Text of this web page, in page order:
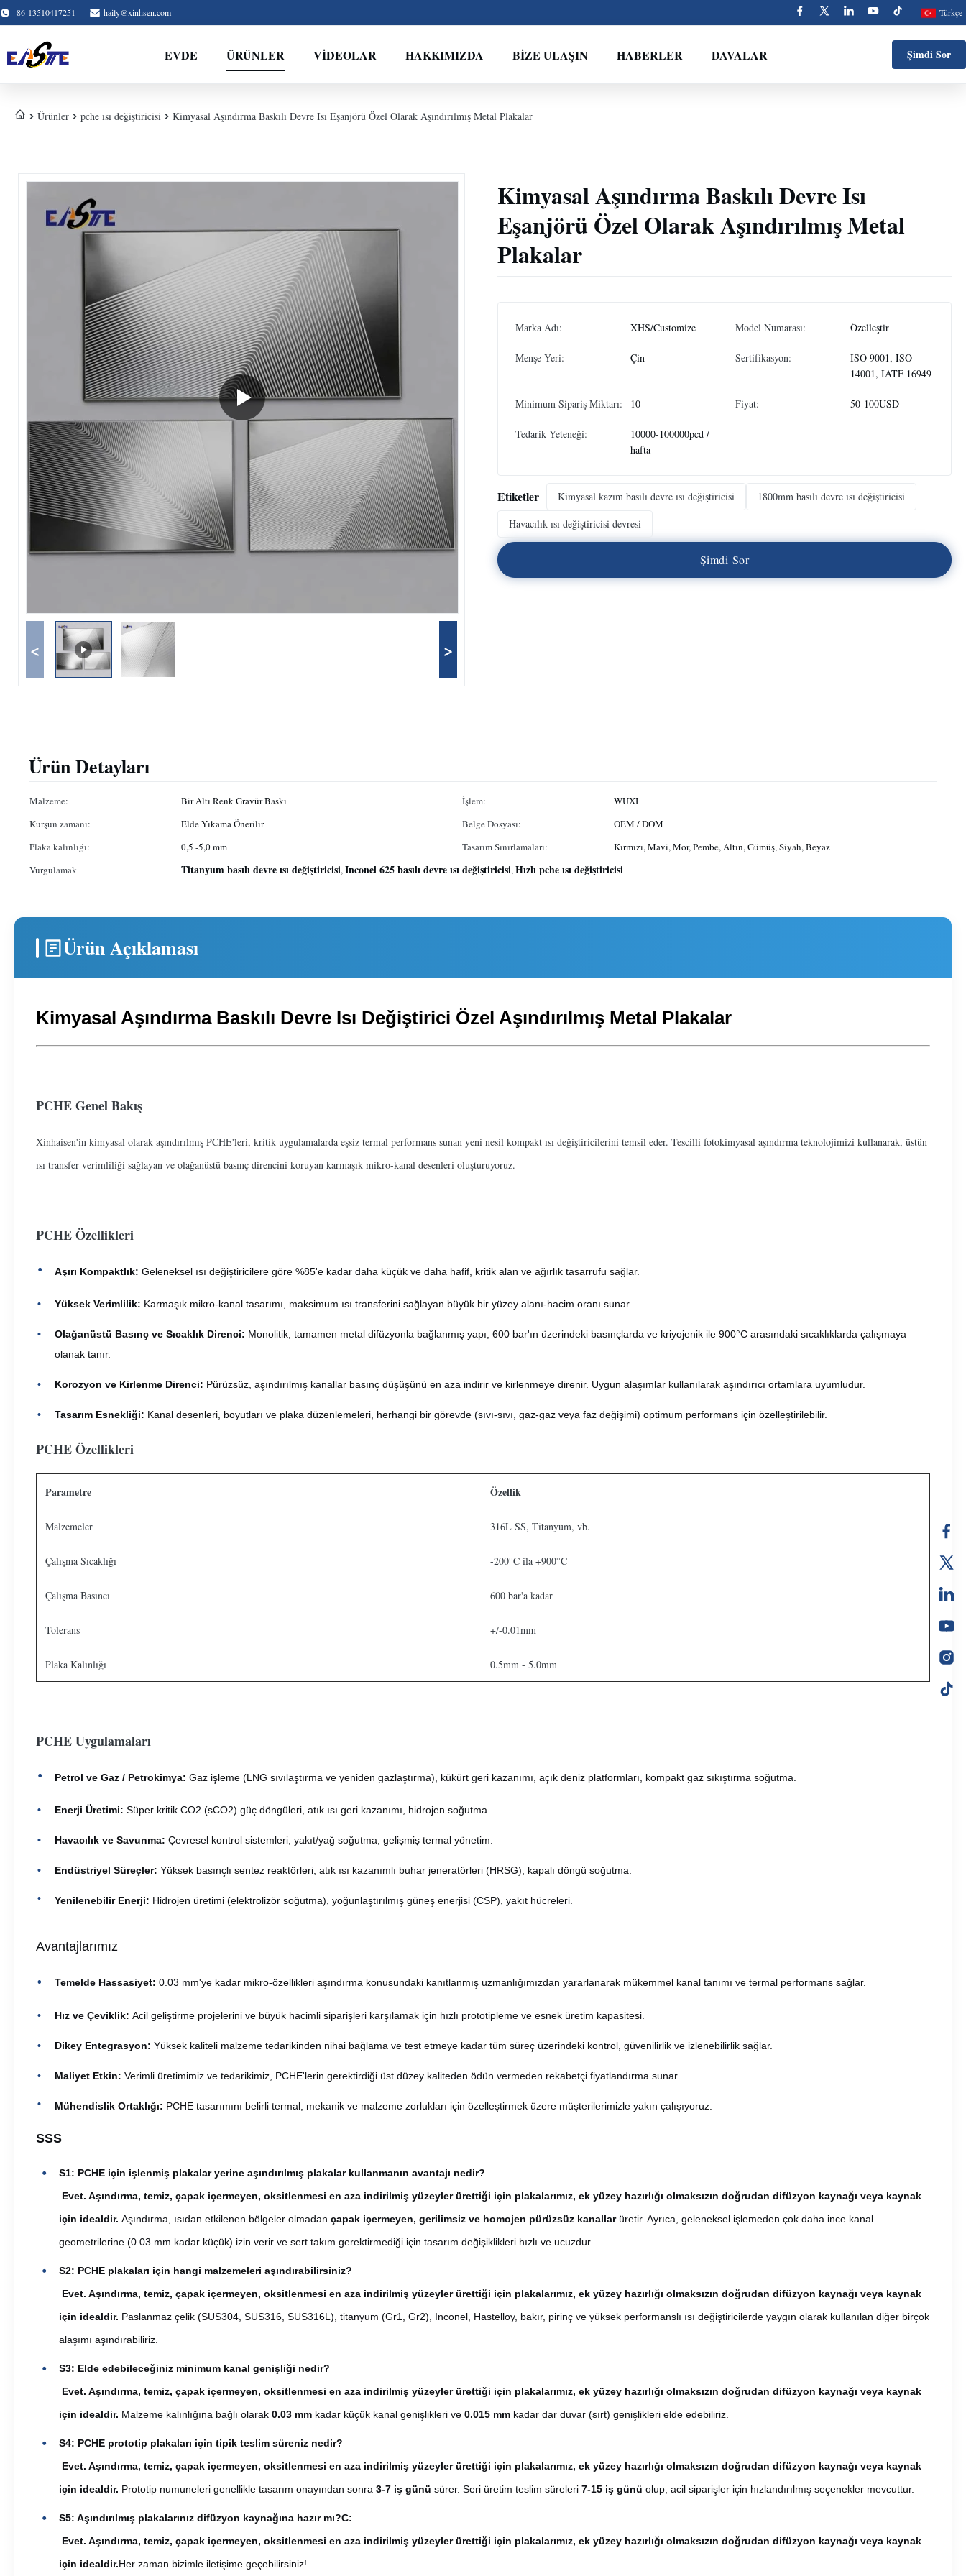
-86-13510417251 haily@xinhsen.com Türkçe
EVDE ÜRÜNLER VİDEOLAR HAKKIMIZDA BIZE ULAŞIN HABERLER DAVALAR Şimdi Sor
Ürünler pche ısı değiştiricisi Kimyasal Aşındırma Baskılı Devre Isı Eşanjörü Özel Olarak Aşındırılmış Metal Plakalar
< >
Kimyasal Aşındırma Baskılı Devre Isı
Eşanjörü Özel Olarak Aşındırılmış Metal
Plakalar
Marka Adı: XHS/Customize Model Numarası: Özelleştir
Menşe Yeri: Çin Sertifikasyon:
ISO 9001, ISO
14001, IATF 16949
Minimum Sipariş Miktarı: 10 Fiyat: 50-100USD
Tedarik Yeteneği:
10000-100000pcd /
hafta
Etiketler Kimyasal kazım basılı devre ısı değiştiricisi
1800mm basılı devre ısı değiştiricisi
Havacılık ısı değiştiricisi devresi
Şimdi Sor
Ürün Detayları
Malzeme: Bir Altı Renk Gravür Baskı İşlem:
WUXI
Kurşun zamanı:
Elde Yıkama Önerilir Belge Dosyası:
OEM / DOM
Plaka kalınlığı:
0,5 -5,0 mm Tasarım Sınırlamaları:
Kırmızı, Mavi, Mor, Pembe, Altın, Gümüş, Siyah, Beyaz
Vurgulamak
Titanyum basılı devre ısı değiştiricisi,Inconel 625 basılı devre ısı değiştiricisi,Hızlı pche ısı değiştiricisi
Ürün Açıklaması
Kimyasal Aşındırma Baskılı Devre Isı Değiştirici Özel Aşındırılmış Metal Plakalar
PCHE Genel Bakış
Xinhaisen'in kimyasal olarak aşındırılmış PCHE'leri, kritik uygulamalarda eşsiz termal performans sunan yeni nesil kompakt ısı değiştiricilerini temsil eder. Tescilli fotokimyasal aşındırma teknolojimizi kullanarak, üstün
ısı transfer verimliliği sağlayan ve olağanüstü basınç direncini koruyan karmaşık mikro-kanal desenleri oluşturuyoruz.
PCHE Özellikleri
Aşırı Kompaktlık: Geleneksel ısı değiştiricilere göre %85'e kadar daha küçük ve daha hafif, kritik alan ve ağırlık tasarrufu sağlar.
Yüksek Verimlilik: Karmaşık mikro-kanal tasarımı, maksimum ısı transferini sağlayan büyük bir yüzey alanı-hacim oranı sunar.
Olağanüstü Basınç ve Sıcaklık Direnci: Monolitik, tamamen metal difüzyonla bağlanmış yapı, 600 bar'ın üzerindeki basınçlarda ve kriyojenik ile 900°C arasındaki sıcaklıklarda çalışmaya
olanak tanır.
Korozyon ve Kirlenme Direnci: Pürüzsüz, aşındırılmış kanallar basınç düşüşünü en aza indirir ve kirlenmeye direnir. Uygun alaşımlar kullanılarak aşındırıcı ortamlara uyumludur.
Tasarım Esnekliği: Kanal desenleri, boyutları ve plaka düzenlemeleri, herhangi bir görevde (sıvı-sıvı, gaz-gaz veya faz değişimi) optimum performans için özelleştirilebilir.
PCHE Özellikleri
Parametre Özellik
Malzemeler 316L SS, Titanyum, vb.
Çalışma Sıcaklığı -200°C ila +900°C
Çalışma Basıncı 600 bar'a kadar
Tolerans +/-0.01mm
Plaka Kalınlığı 0.5mm - 5.0mm
PCHE Uygulamaları
Petrol ve Gaz / Petrokimya: Gaz işleme (LNG sıvılaştırma ve yeniden gazlaştırma), kükürt geri kazanımı, açık deniz platformları, kompakt gaz sıkıştırma soğutma.
Enerji Üretimi: Süper kritik CO2 (sCO2) güç döngüleri, atık ısı geri kazanımı, hidrojen soğutma.
Havacılık ve Savunma: Çevresel kontrol sistemleri, yakıt/yağ soğutma, gelişmiş termal yönetim.
Endüstriyel Süreçler: Yüksek basınçlı sentez reaktörleri, atık ısı kazanımlı buhar jeneratörleri (HRSG), kapalı döngü soğutma.
Yenilenebilir Enerji: Hidrojen üretimi (elektrolizör soğutma), yoğunlaştırılmış güneş enerjisi (CSP), yakıt hücreleri.
Avantajlarımız
Temelde Hassasiyet: 0.03 mm'ye kadar mikro-özellikleri aşındırma konusundaki kanıtlanmış uzmanlığımızdan yararlanarak mükemmel kanal tanımı ve termal performans sağlar.
Hız ve Çeviklik: Acil geliştirme projelerini ve büyük hacimli siparişleri karşılamak için hızlı prototipleme ve esnek üretim kapasitesi.
Dikey Entegrasyon: Yüksek kaliteli malzeme tedarikinden nihai bağlama ve test etmeye kadar tüm süreç üzerindeki kontrol, güvenilirlik ve izlenebilirlik sağlar.
Maliyet Etkin: Verimli üretimimiz ve tedarikimiz, PCHE'lerin gerektirdiği üst düzey kaliteden ödün vermeden rekabetçi fiyatlandırma sunar.
Mühendislik Ortaklığı: PCHE tasarımını belirli termal, mekanik ve malzeme zorlukları için özelleştirmek üzere müşterilerimizle yakın çalışıyoruz.
SSS
S1: PCHE için işlenmiş plakalar yerine aşındırılmış plakalar kullanmanın avantajı nedir?
Evet. Aşındırma, temiz, çapak içermeyen, oksitlenmesi en aza indirilmiş yüzeyler ürettiği için plakalarımız, ek yüzey hazırlığı olmaksızın doğrudan difüzyon kaynağı veya kaynak
için idealdir. Aşındırma, ısıdan etkilenen bölgeler olmadan çapak içermeyen, gerilimsiz ve homojen pürüzsüz kanallar üretir. Ayrıca, geleneksel işlemeden çok daha ince kanal
geometrilerine (0.03 mm kadar küçük) izin verir ve sert takım gerektirmediği için tasarım değişiklikleri hızlı ve ucuzdur.
S2: PCHE plakaları için hangi malzemeleri aşındırabilirsiniz?
Evet. Aşındırma, temiz, çapak içermeyen, oksitlenmesi en aza indirilmiş yüzeyler ürettiği için plakalarımız, ek yüzey hazırlığı olmaksızın doğrudan difüzyon kaynağı veya kaynak
için idealdir. Paslanmaz çelik (SUS304, SUS316, SUS316L), titanyum (Gr1, Gr2), Inconel, Hastelloy, bakır, pirinç ve yüksek performanslı ısı değiştiricilerde yaygın olarak kullanılan diğer birçok
alaşımı aşındırabiliriz.
S3: Elde edebileceğiniz minimum kanal genişliği nedir?
Evet. Aşındırma, temiz, çapak içermeyen, oksitlenmesi en aza indirilmiş yüzeyler ürettiği için plakalarımız, ek yüzey hazırlığı olmaksızın doğrudan difüzyon kaynağı veya kaynak
için idealdir. Malzeme kalınlığına bağlı olarak 0.03 mm kadar küçük kanal genişlikleri ve 0.015 mm kadar dar duvar (sırt) genişlikleri elde edebiliriz.
S4: PCHE prototip plakaları için tipik teslim süreniz nedir?
Evet. Aşındırma, temiz, çapak içermeyen, oksitlenmesi en aza indirilmiş yüzeyler ürettiği için plakalarımız, ek yüzey hazırlığı olmaksızın doğrudan difüzyon kaynağı veya kaynak
için idealdir. Prototip numuneleri genellikle tasarım onayından sonra 3-7 iş günü sürer. Seri üretim teslim süreleri 7-15 iş günü olup, acil siparişler için hızlandırılmış seçenekler mevcuttur.
S5: Aşındırılmış plakalarınız difüzyon kaynağına hazır mı?C:
Evet. Aşındırma, temiz, çapak içermeyen, oksitlenmesi en aza indirilmiş yüzeyler ürettiği için plakalarımız, ek yüzey hazırlığı olmaksızın doğrudan difüzyon kaynağı veya kaynak
için idealdir.Her zaman bizimle iletişime geçebilirsiniz!